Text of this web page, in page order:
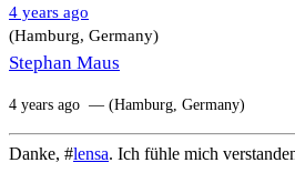
4 years ago
(Hamburg, Germany)
Stephan Maus
4 years ago — (Hamburg, Germany)
Danke, #lensa. Ich fühle mich